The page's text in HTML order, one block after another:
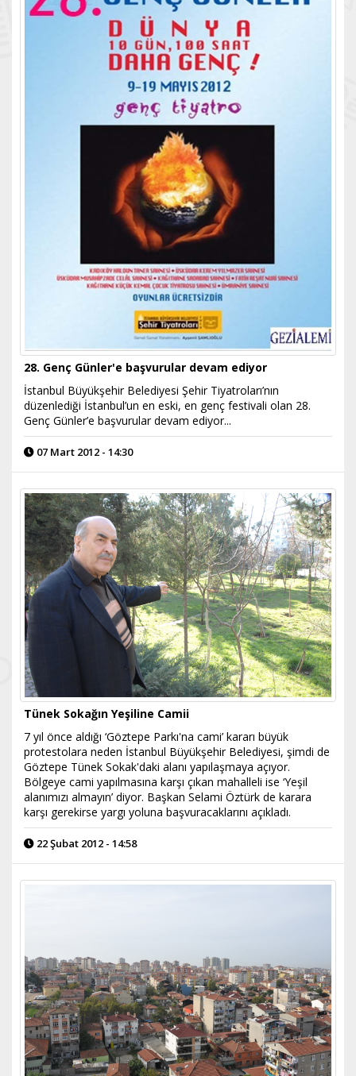
28. Genç Günler'e başvurular devam ediyor
İstanbul Büyükşehir Belediyesi Şehir Tiyatroları’nın
düzenlediği İstanbul’un en eski, en genç festivali olan 28.
Genç Günler’e başvurular devam ediyor...
07 Mart 2012 - 14:30
Tünek Sokağın Yeşiline Camii
7 yıl önce aldığı ‘Göztepe Parkı'na cami’ kararı büyük
protestolara neden İstanbul Büyükşehir Belediyesi, şimdi de
Göztepe Tünek Sokak'daki alanı yapılaşmaya açıyor.
Bölgeye cami yapılmasına karşı çıkan mahalleli ise ‘Yeşil
alanımızı almayın’ diyor. Başkan Selami Öztürk de karara
karşı gerekirse yargı yoluna başvuracaklarını açıkladı.
22 Şubat 2012 - 14:58